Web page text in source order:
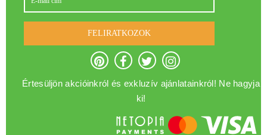
FELIRATKOZOK
Értesüljön akcióinkról és exkluzív ajánlatainkról! Ne hagyja
ki!